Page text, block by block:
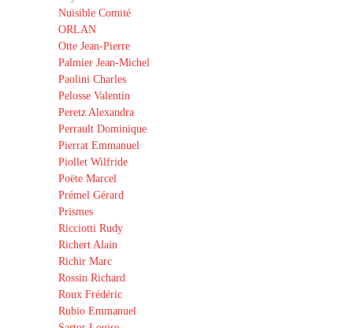
Nuisible Comité
ORLAN
Otte Jean-Pierre
Palmier Jean-Michel
Paolini Charles
Pelosse Valentin
Peretz Alexandra
Perrault Dominique
Pierrat Emmanuel
Piollet Wilfride
Poëte Marcel
Prémel Gérard
Prismes
Ricciotti Rudy
Richert Alain
Richir Marc
Rossin Richard
Roux Frédéric
Rubio Emmanuel